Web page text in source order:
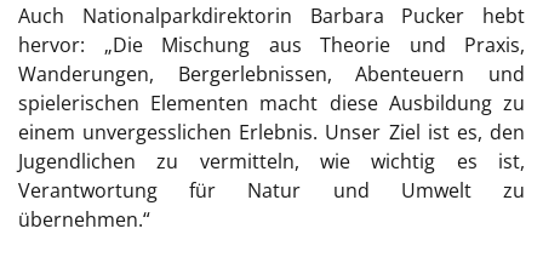
Auch Nationalparkdirektorin Barbara Pucker hebt
hervor: „Die Mischung aus Theorie und Praxis,
Wanderungen, Bergerlebnissen, Abenteuern und
spielerischen Elementen macht diese Ausbildung zu
einem unvergesslichen Erlebnis. Unser Ziel ist es, den
Jugendlichen zu vermitteln, wie wichtig es ist,
Verantwortung für Natur und Umwelt zu
übernehmen.“